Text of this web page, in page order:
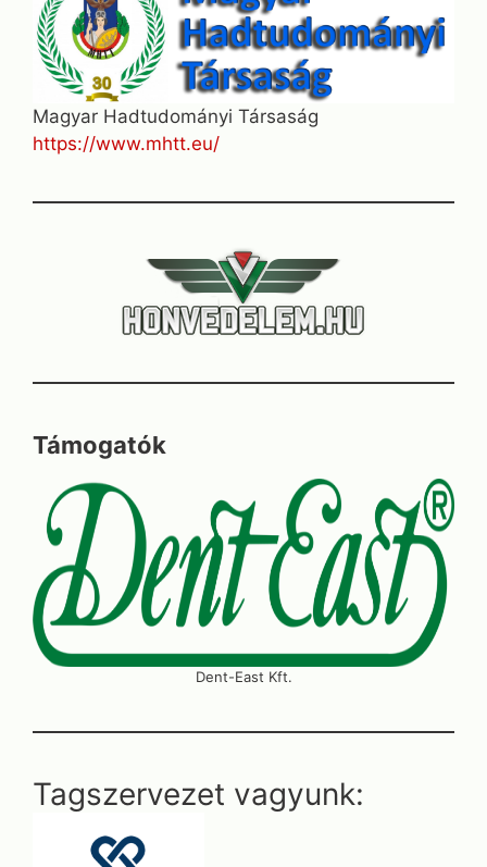
Magyar Hadtudományi Társaság
https://www.mhtt.eu/
Támogatók
Dent-East Kft.
Tagszervezet vagyunk: